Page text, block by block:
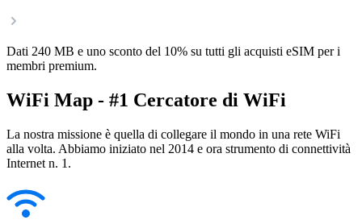
Dati 240 MB e uno sconto del 10% su tutti gli acquisti eSIM per i
membri premium.
WiFi Map - #1 Cercatore di WiFi
La nostra missione è quella di collegare il mondo in una rete WiFi
alla volta. Abbiamo iniziato nel 2014 e ora strumento di connettività
Internet n. 1.